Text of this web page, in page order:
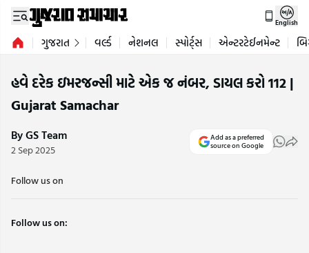
English
ગુજરાત વર્લ્ડ નેશનલ સ્પોર્ટ્સ એન્ટરટેઈનમેન્ટ
હવે દરેક ઇમરજન્સી માટે એક જ નંબર, ડાયલ કરો 112 |
Gujarat Samachar
By GS Team
2 Sep 2025
Add as a preferred
source on Google
Follow us on
Follow us on: